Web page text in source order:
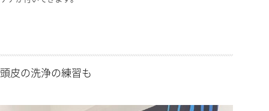
頭皮の洗浄の練習も